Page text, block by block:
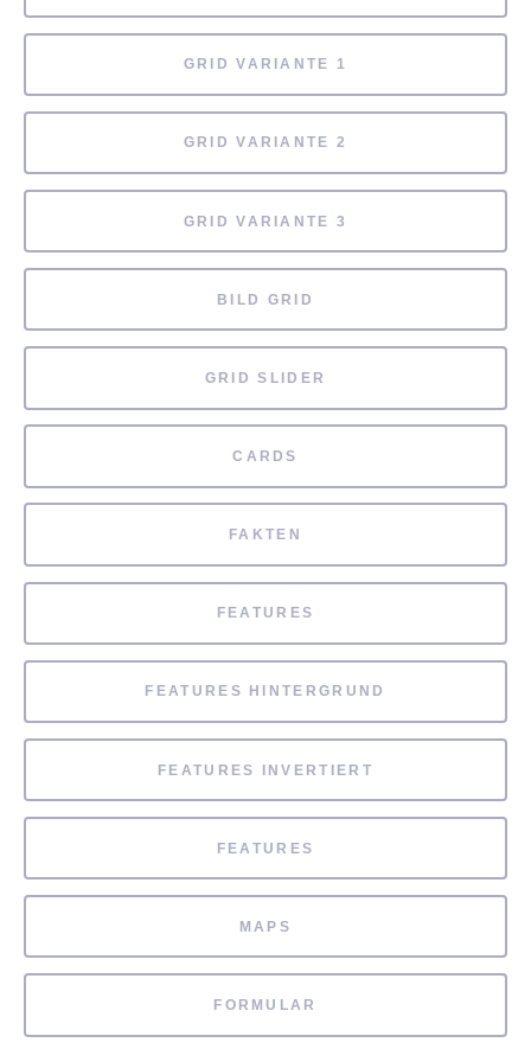
GRID VARIANTE 1
GRID VARIANTE 2
GRID VARIANTE 3
BILD GRID
GRID SLIDER
CARDS
FAKTEN
FEATURES
FEATURES HINTERGRUND
FEATURES INVERTIERT
FEATURES
MAPS
FORMULAR